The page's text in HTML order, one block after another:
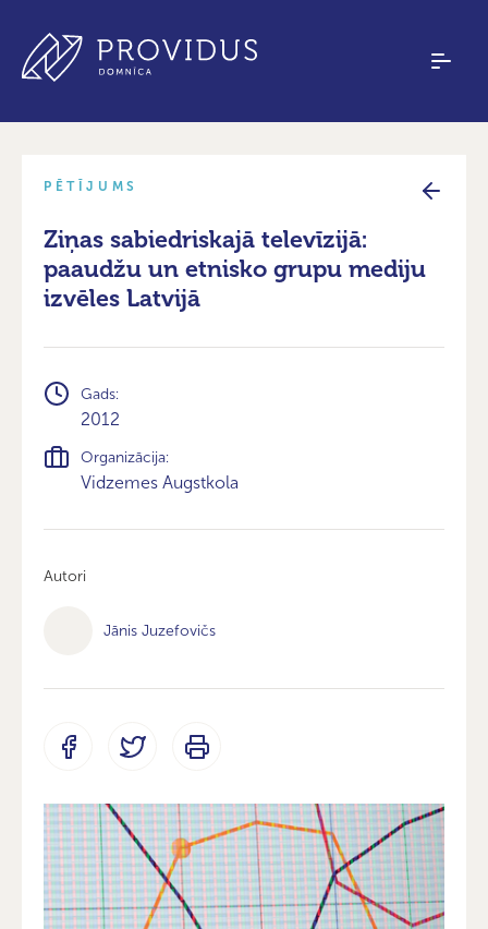
PĒTĪJUMS
Ziņas sabiedriskajā televīzijā:
paaudžu un etnisko grupu mediju
izvēles Latvijā
Gads:
2012
Organizācija:
Vidzemes Augstkola
Autori
Jānis Juzefovičs